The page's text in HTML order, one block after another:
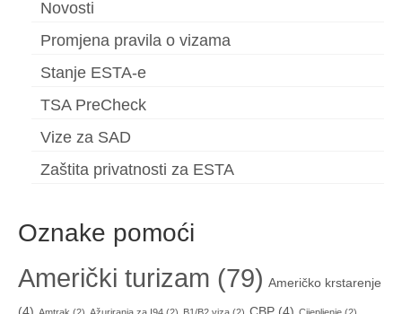
Novosti
Promjena pravila o vizama
Stanje ESTA-e
TSA PreCheck
Vize za SAD
Zaštita privatnosti za ESTA
Oznake pomoći
Američki turizam (79) Američko krstarenje